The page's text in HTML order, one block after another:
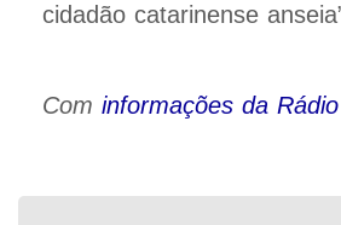
cidadão catarinense
Com informações da